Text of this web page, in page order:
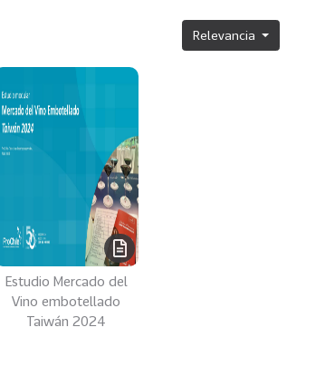
Relevancia
Estudio Mercado del
Vino embotellado
Taiwán 2024